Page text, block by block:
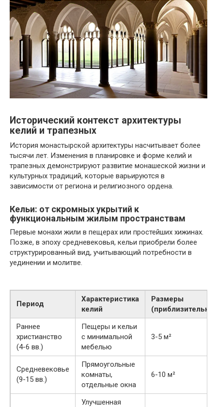
Исторический контекст архитектуры
келий и трапезных
История монастырской архитектуры насчитывает более
тысячи лет. Изменения в планировке и форме келий и
трапезных демонстрируют развитие монашеской жизни и
культурных традиций, которые варьируются в
зависимости от региона и религиозного ордена.
Кельи: от скромных укрытий к
функциональным жилым пространствам
Первые монахи жили в пещерах или простейших хижинах.
Позже, в эпоху средневековья, кельи приобрели более
структурированный вид, учитывающий потребности в
уединении и молитве.
Период
Характеристика
келий
Размеры
Раннее
христианство
(4-6 вв.)
Пещеры и кельи
с минимальной
мебелью
3-5 м²
Средневековье
(9-15 вв.)
Прямоугольные
комнаты,
отдельные окна
6-10 м²
Улучшенная